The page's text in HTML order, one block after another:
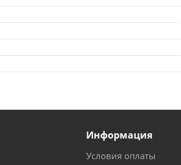
Информация
Условия оплаты